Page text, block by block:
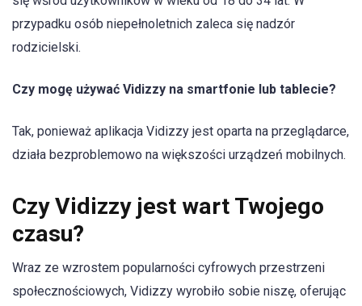
przypadku osób niepełnoletnich zaleca się nadzór
rodzicielski.
Czy mogę używać Vidizzy na smartfonie lub tablecie?
Tak, ponieważ aplikacja Vidizzy jest oparta na przeglądarce,
działa bezproblemowo na większości urządzeń mobilnych.
Czy Vidizzy jest wart Twojego
czasu?
Wraz ze wzrostem popularności cyfrowych przestrzeni
społecznościowych, Vidizzy wyrobiło sobie niszę, oferując